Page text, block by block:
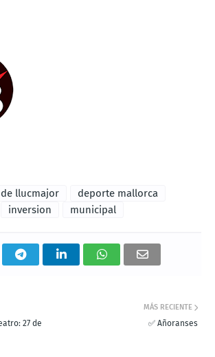
llucmajor
deporte mallorca
inversion municipal
MÁS RECIENTE
✅ Añoranses
27 de